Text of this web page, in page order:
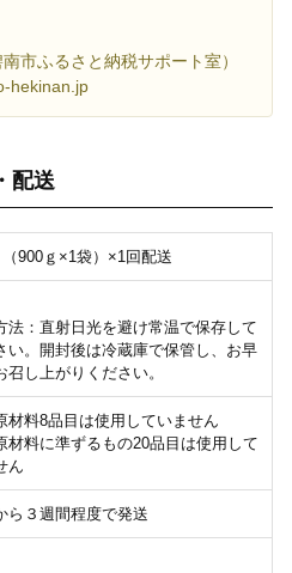
市ふるさと納税サポート室）
hekinan.jp
配送
900ｇ×1袋）×1回配送
法：直射日光を避け常温で保存して
い。開封後は冷蔵庫で保管し、お早
召し上がりください。
材料8品目は使用していません
材料に準ずるもの20品目は使用して
ん
ら３週間程度で発送